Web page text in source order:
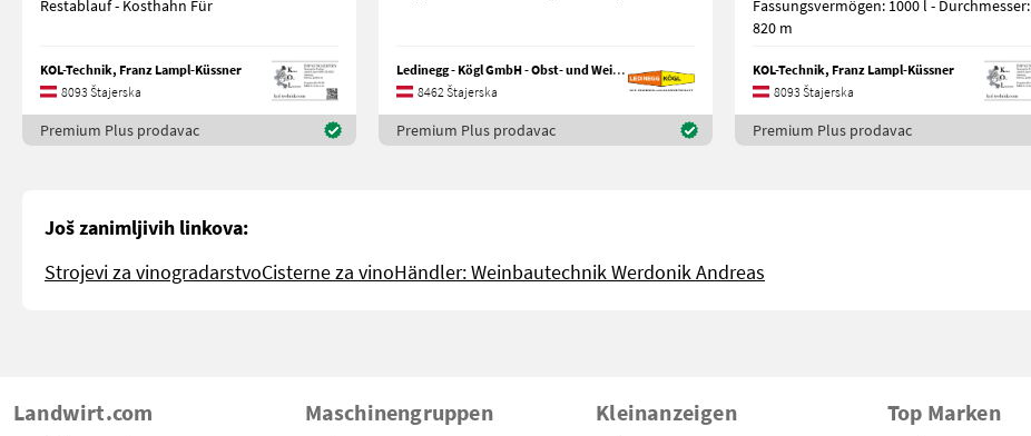
Restablauf - Kosthahn Für
KOL-Technik, Franz Lampl-Küssner
8093 Štajerska
Premium Plus prodavac
Ledinegg - Kögl GmbH - Obst- und Weinbautechnik
8462 Štajerska
Premium Plus prodavac
Fassungsvermögen: 1000 l - Durchmesser:
820 m
KOL-Technik, Franz Lampl-Küssner
8093 Štajerska
Premium Plus prodavac
Još zanimljivih linkova:
Strojevi za vinogradarstvoCisterne za vinoHändler: Weinbautechnik Werdonik Andreas
Landwirt.com Maschinengruppen Kleinanzeigen Top Marken